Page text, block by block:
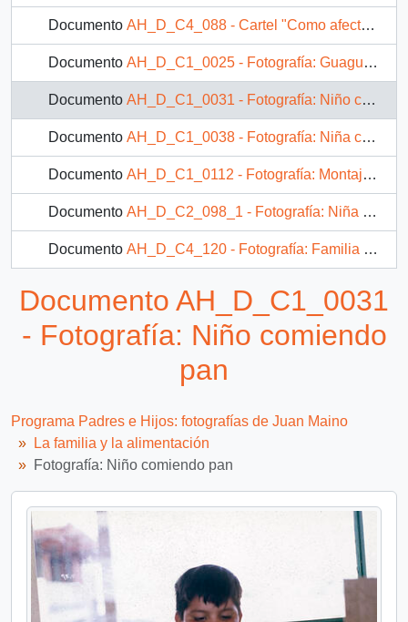
Documento AH_D_C4_088 - Cartel "Como afectan al niño"
Documento AH_D_C1_0025 - Fotografía: Guagua en el exterior de una casa con una pelota
Documento AH_D_C1_0031 - Fotografía: Niño comiendo pan
Documento AH_D_C1_0038 - Fotografía: Niña comiendo pan y leche
Documento AH_D_C1_0112 - Fotografía: Montaje fotográfico de un niño alimentándose de tallarines y de una niña comiendo avena
Documento AH_D_C2_098_1 - Fotografía: Niña sentada frente a una taza en el exterior de una casa
Documento AH_D_C4_120 - Fotografía: Familia comiendo
Documento AH_D_C1_0031
- Fotografía: Niño comiendo
pan
Programa Padres e Hijos: fotografías de Juan Maino
La familia y la alimentación
Fotografía: Niño comiendo pan